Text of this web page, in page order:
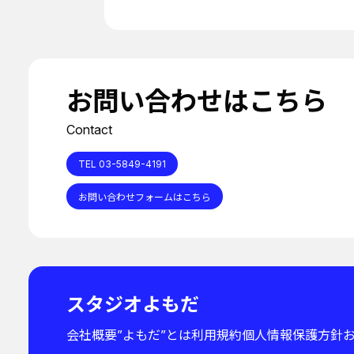
お問い合わせはこちら
Contact
TEL 03-5849-4191
お問い合わせフォームはこちら
スタジオよもだ
会社概要”よもだ”とは利用規約個人情報保護方針